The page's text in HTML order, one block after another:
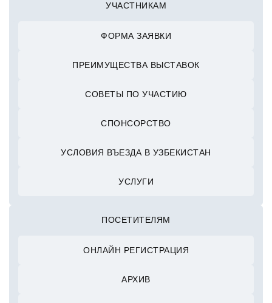
УЧАСТНИКАМ
ФОРМА ЗАЯВКИ
ПРЕИМУЩЕСТВА ВЫСТАВОК
СОВЕТЫ ПО УЧАСТИЮ
СПОНСОРСТВО
УСЛОВИЯ ВЪЕЗДА В УЗБЕКИСТАН
УСЛУГИ
ПОСЕТИТЕЛЯМ
ОНЛАЙН РЕГИСТРАЦИЯ
АРХИВ